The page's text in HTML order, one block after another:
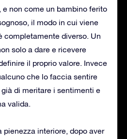
e non come un bambino ferito
il modo in cui viene
completamente diverso. Un
solo a dare e ricevere
il proprio valore. Invece
che lo faccia sentire
di meritare i sentimenti e
valida.
pienezza interiore, dopo aver